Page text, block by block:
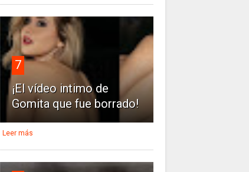
7
¡El vídeo intimo de
Gomita que fue borrado!
Leer más